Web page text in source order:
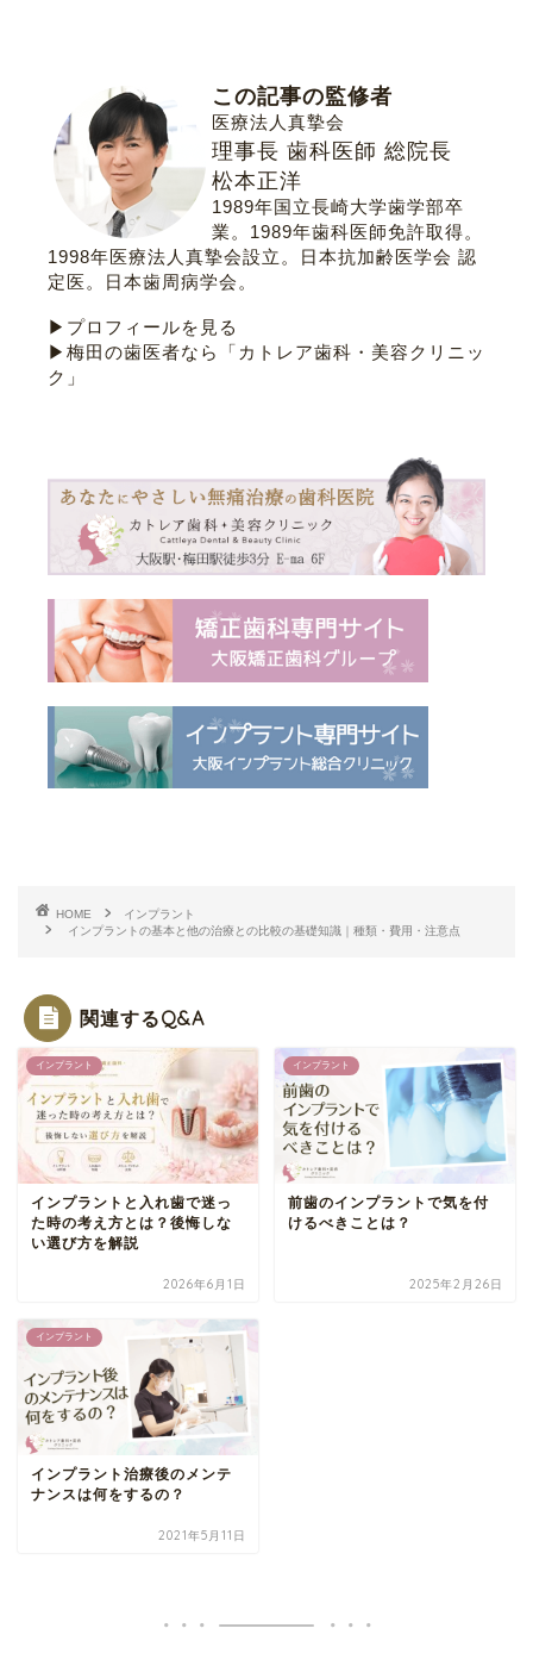
この記事の監修者
医療法人真摯会
理事長 歯科医師 総院長
松本正洋
1989年国立長崎大学歯学部卒
業。1989年歯科医師免許取得。
1998年医療法人真摯会設立。
日本抗加齢医学会 認
定医。 日本歯周病学会。
▶プロフィールを見る
▶梅田の歯医者なら「カトレア歯科・美容クリニッ
ク」
HOME
インプラント
インプラントの基本と他の治療との比較の基礎知識｜種類・費用・注意点
関連するQ&A
インプラント
インプラントと入れ歯で迷っ
た時の考え方とは？後悔しな
い選び方を解説
2026年6月1日
インプラント
前歯のインプラントで気を付
けるべきことは？
2025年2月26日
インプラント
インプラント治療後のメンテ
ナンスは何をするの？
2021年5月11日